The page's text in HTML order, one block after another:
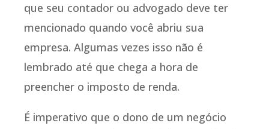
que seu contador ou advogado deve ter
mencionado quando você abriu sua
empresa. Algumas vezes isso não é
lembrado até que chega a hora de
preencher o imposto de renda.
É imperativo que o dono de um negócio